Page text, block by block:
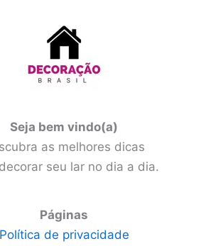
Seja bem vindo(a)
as melhores dicas
seu lar no dia a dia.
Páginas
Política de privacidade